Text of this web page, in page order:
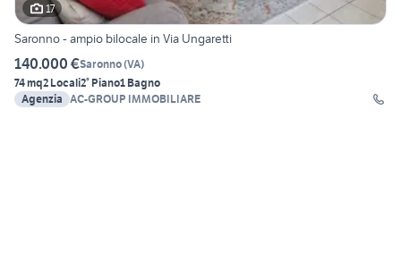
17
Saronno - ampio bilocale in Via Ungaretti
140.000 €Saronno(VA)
74 mq2 Locali2° Piano1 Bagno
Agenzia AC-GROUP IMMOBILIARE